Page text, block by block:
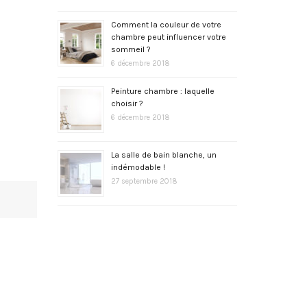
Comment la couleur de votre
chambre peut influencer votre
sommeil ?
6 décembre 2018
Peinture chambre : laquelle
choisir ?
6 décembre 2018
La salle de bain blanche, un
indémodable !
27 septembre 2018